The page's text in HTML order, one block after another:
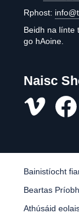
Rphost:
Beidh na línte
go hAoine.
Naisc
Bainistíocht
Beartas
Athúsáid